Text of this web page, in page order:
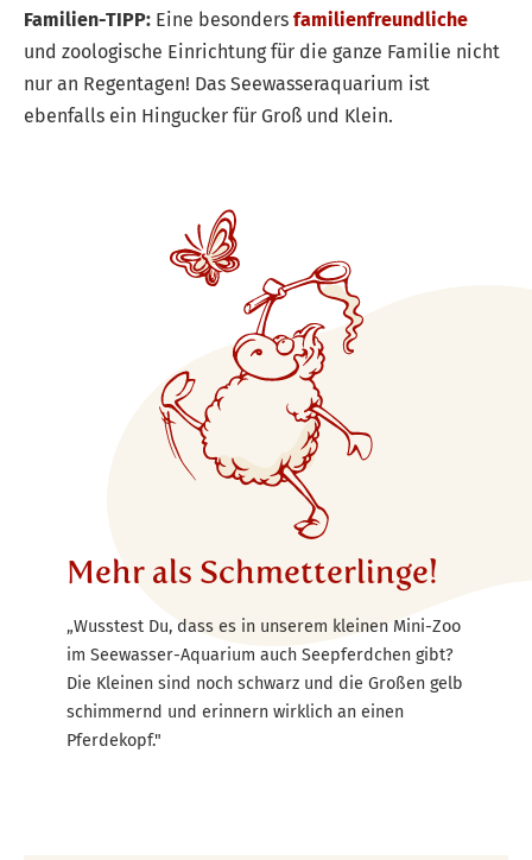
Familien-TIPP: Eine besonders familienfreundliche
und zoologische Einrichtung für die ganze Familie nicht
nur an Regentagen! Das Seewasseraquarium ist
ebenfalls ein Hingucker für Groß und Klein.
Mehr als Schmetterlinge!
„Wusstest Du, dass es in unserem kleinen Mini-Zoo
im Seewasser-Aquarium auch Seepferdchen gibt?
Die Kleinen sind noch schwarz und die Großen gelb
schimmernd und erinnern wirklich an einen
Pferdekopf."